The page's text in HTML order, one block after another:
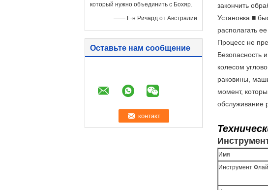
который нужно объединить с Бохяр.
—— Г-н Ричард от Австралии
Оставьте нам сообщение
закончить
Установка ■
располагать
Процесс не
Безопасность
колесом
раковины,
момент,
обслуживание
Имя
Инструмент